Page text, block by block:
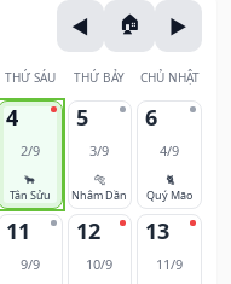
THỨ SÁU THỨ BẢY CHỦ NHẬT
4
2/9
🐂
Tân Sửu
5
3/9
🐅
Nhâm Dần
6
4/9
🐈
Quý Mão
11
9/9
12
10/9
13
11/9